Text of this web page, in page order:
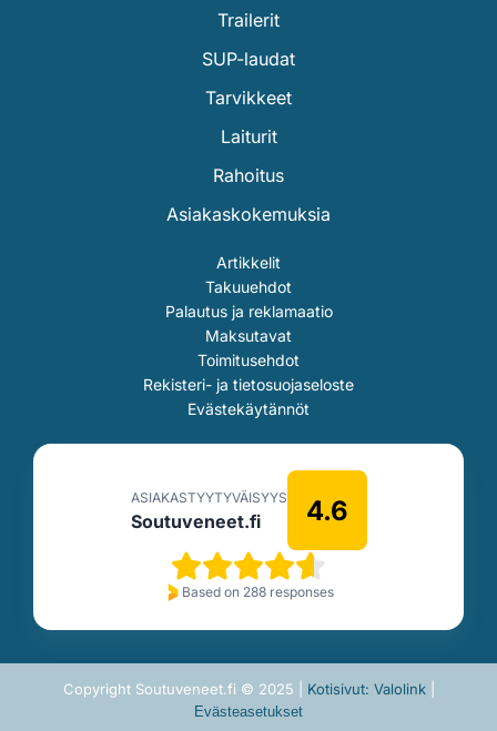
Trailerit
SUP-laudat
Tarvikkeet
Laiturit
Rahoitus
Asiakaskokemuksia
Artikkelit
Takuuehdot
Palautus ja reklamaatio
Maksutavat
Toimitusehdot
Rekisteri- ja tietosuojaseloste
Evästekäytännöt
ASIAKASTYYTYVÄISYYS
Soutuveneet.fi 4.6
Based on 288 responses
Copyright Soutuveneet.fi © 2025 | Kotisivut: Valolink|
Evästeasetukset